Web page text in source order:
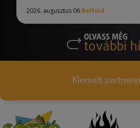
2026. augusztus 06.Belföld
OLVASS MÉG
további
Kiemelt